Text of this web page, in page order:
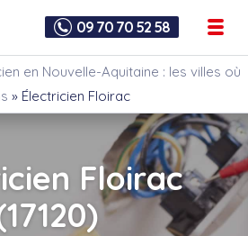
09 70 70 52 58
en Nouvelle-Aquitaine : les villes où
» Électricien Floirac
Floirac